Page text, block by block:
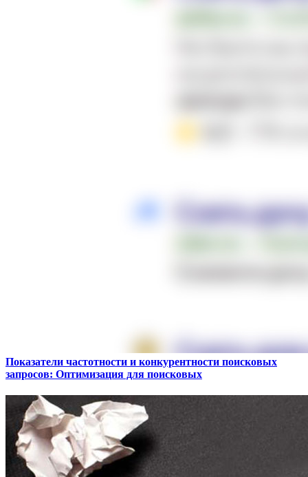
Показатели частотности и конкурентности поисковых
запросов: Оптимизация для поисковых